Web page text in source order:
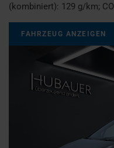
(kombiniert): 129 g/km; CO
FAHRZEUG ANZEIGEN